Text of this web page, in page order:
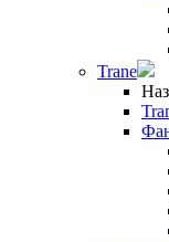
Trane